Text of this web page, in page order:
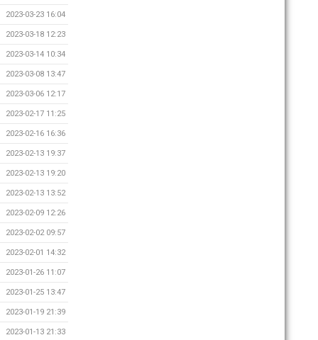
2023-03-23 16:04
2023-03-18 12:23
2023-03-14 10:34
2023-03-08 13:47
2023-03-06 12:17
2023-02-17 11:25
2023-02-16 16:36
2023-02-13 19:37
2023-02-13 19:20
2023-02-13 13:52
2023-02-09 12:26
2023-02-02 09:57
2023-02-01 14:32
2023-01-26 11:07
2023-01-25 13:47
2023-01-19 21:39
2023-01-13 21:33